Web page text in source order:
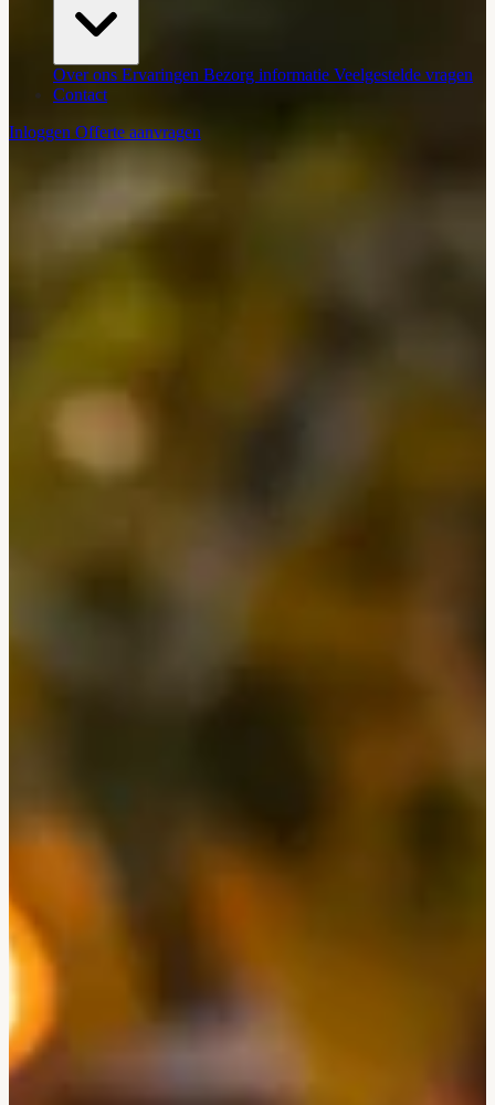
Over ons Ervaringen Bezorg informatie Veelgestelde vragen
Contact
Inloggen Offerte aanvragen